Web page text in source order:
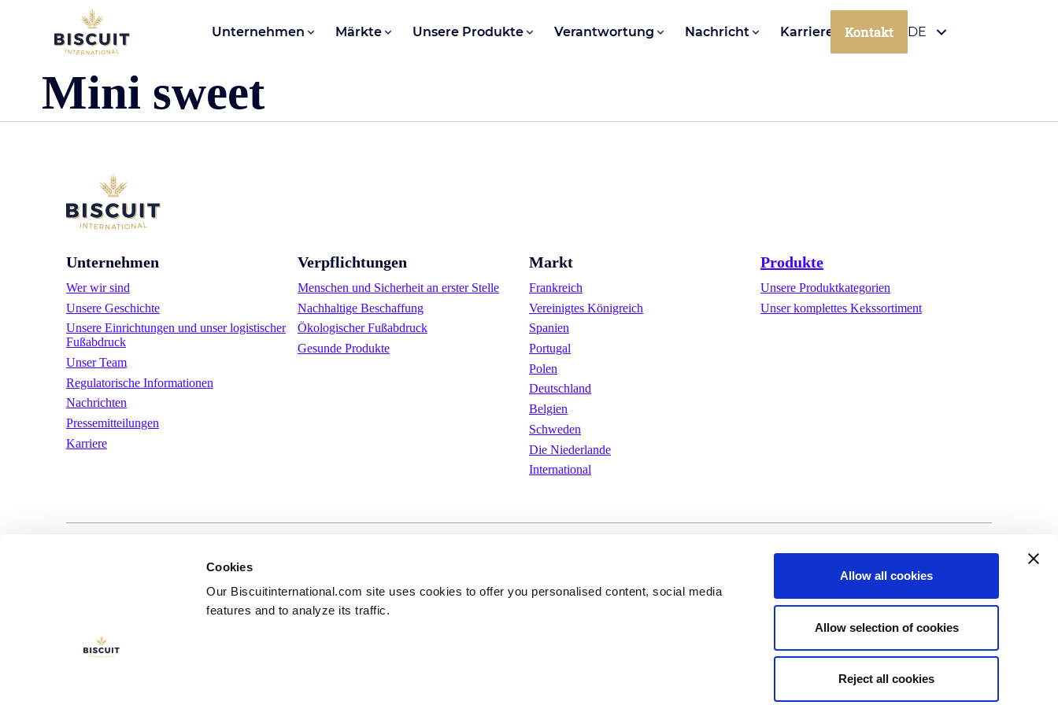
Cookies
Our Biscuitinternational.com site uses cookies to offer you personalised content, social media
features and to analyze its traffic.
Allow all cookies
Allow selection of cookies
Reject all cookies
Aller au contenu Unternehmen Märkte Unsere Produkte Verantwortung Nachricht Karriere Kontakt DE
Mini sweet
Unternehmen
Wer wir sind
Unsere Geschichte
Unsere Einrichtungen und unser logistischer
Fußabdruck
Unser Team
Regulatorische Informationen
Nachrichten
Pressemitteilungen
Karriere
Verpflichtungen
Menschen und Sicherheit an erster Stelle
Nachhaltige Beschaffung
Ökologischer Fußabdruck
Gesunde Produkte
Markt
Frankreich
Vereinigtes Königreich
Spanien
Portugal
Polen
Deutschland
Belgien
Schweden
Die Niederlande
International
Produkte
Unsere Produktkategorien
Unser komplettes Kekssortiment
©Biscuit International 2023